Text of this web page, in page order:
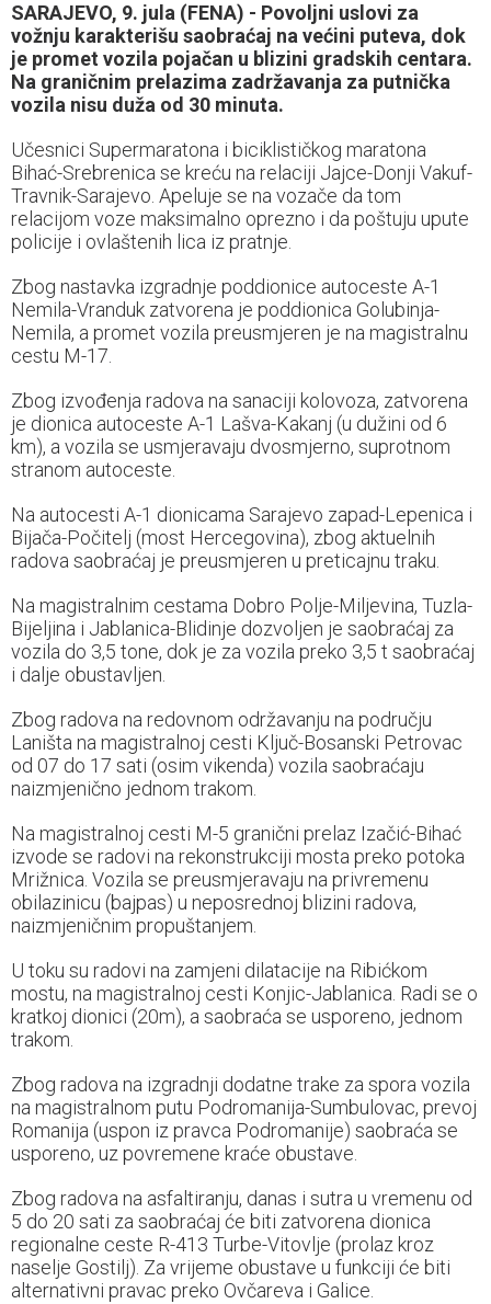
SARAJEVO, 9. jula (FENA) - Povoljni uslovi za
vožnju karakterišu saobraćaj na većini puteva, dok
je promet vozila pojačan u blizini gradskih centara.
Na graničnim prelazima zadržavanja za putnička
vozila nisu duža od 30 minuta.
Učesnici Supermaratona i biciklističkog maratona
Bihać-Srebrenica se kreću na relaciji Jajce-Donji Vakuf-
Travnik-Sarajevo. Apeluje se na vozače da tom
relacijom voze maksimalno oprezno i da poštuju upute
policije i ovlaštenih lica iz pratnje.
Zbog nastavka izgradnje poddionice autoceste A-1
Nemila-Vranduk zatvorena je poddionica Golubinja-
Nemila, a promet vozila preusmjeren je na magistralnu
cestu M-17.
Zbog izvođenja radova na sanaciji kolovoza, zatvorena
je dionica autoceste A-1 Lašva-Kakanj (u dužini od 6
km), a vozila se usmjeravaju dvosmjerno, suprotnom
stranom autoceste.
Na autocesti A-1 dionicama Sarajevo zapad-Lepenica i
Bijača-Počitelj (most Hercegovina), zbog aktuelnih
radova saobraćaj je preusmjeren u preticajnu traku.
Na magistralnim cestama Dobro Polje-Miljevina, Tuzla-
Bijeljina i Jablanica-Blidinje dozvoljen je saobraćaj za
vozila do 3,5 tone, dok je za vozila preko 3,5 t saobraćaj
i dalje obustavljen.
Zbog radova na redovnom održavanju na području
Laništa na magistralnoj cesti Ključ-Bosanski Petrovac
od 07 do 17 sati (osim vikenda) vozila saobraćaju
naizmjenično jednom trakom.
Na magistralnoj cesti M-5 granični prelaz Izačić-Bihać
izvode se radovi na rekonstrukciji mosta preko potoka
Mrižnica. Vozila se preusmjeravaju na privremenu
obilazinicu (bajpas) u neposrednoj blizini radova,
naizmjeničnim propuštanjem.
U toku su radovi na zamjeni dilatacije na Ribićkom
mostu, na magistralnoj cesti Konjic-Jablanica. Radi se o
kratkoj dionici (20m), a saobraća se usporeno, jednom
trakom.
Zbog radova na izgradnji dodatne trake za spora vozila
na magistralnom putu Podromanija-Sumbulovac, prevoj
Romanija (uspon iz pravca Podromanije) saobraća se
usporeno, uz povremene kraće obustave.
Zbog radova na asfaltiranju, danas i sutra u vremenu od
5 do 20 sati za saobraćaj će biti zatvorena dionica
regionalne ceste R-413 Turbe-Vitovlje (prolaz kroz
naselje Gostilj). Za vrijeme obustave u funkciji će biti
alternativni pravac preko Ovčareva i Galice.